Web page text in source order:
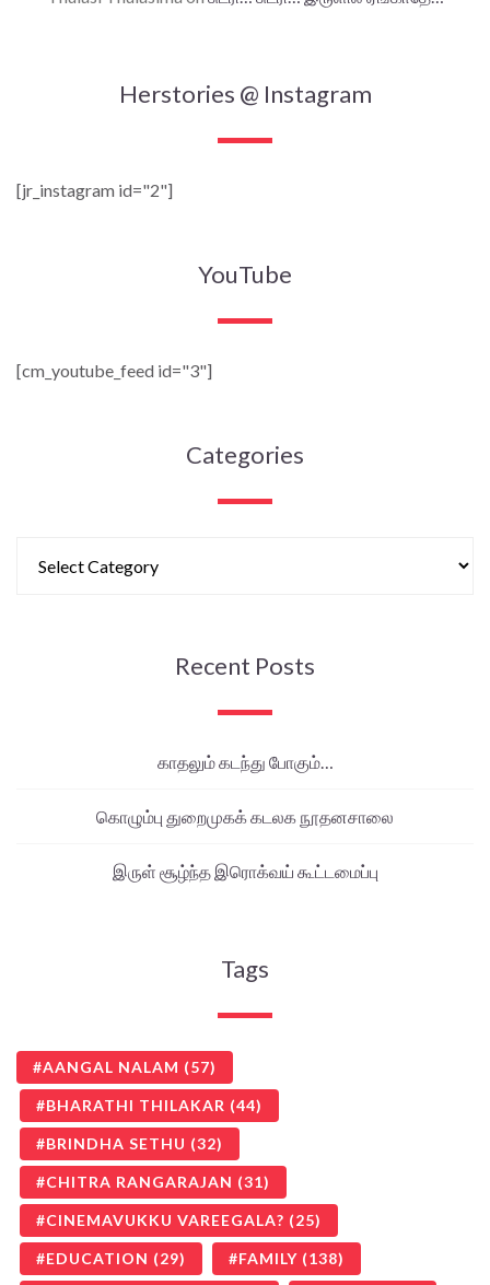
Herstories @ Instagram
[jr_instagram id="2"]
YouTube
[cm_youtube_feed id="3"]
Categories
Recent Posts
காதலும் கடந்து போகும்…
கொழும்பு துறைமுகக் கடலக நூதனசாலை
இருள் சூழ்ந்த இரொக்வய் கூட்டமைப்பு
Tags
AANGAL NALAM (57)
BHARATHI THILAKAR (44)
BRINDHA SETHU (32)
CHITRA RANGARAJAN (31)
CINEMAVUKKU VAREEGALA? (25)
EDUCATION (29) FAMILY (138)